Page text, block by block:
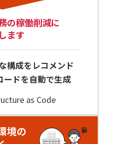
の稼働削減に
ます
構成をレコメンド
ドを自動で生成
as Code
境の